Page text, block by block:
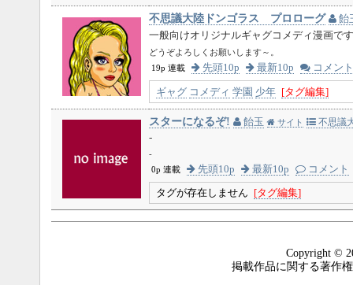
不思議大陸ドンゴラス プロローグ
飴
一般向けオリジナルギャグコメディ漫画で
どうぞよろしくお願いします～。
19p 連載
先頭10p 最新10p コメント
ギャグ コメディ 学園 少年 [タグ編集]
スターになるぞ! 飴玉 サイト
不思議
-
-
0p 連載
先頭10p 最新10p コメント
タグが存在しません [タグ編集]
Copyright ©
掲載作品に関する著作